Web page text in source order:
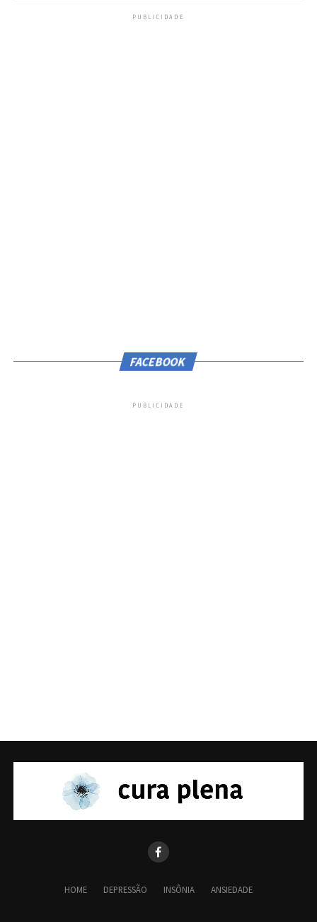
PUBLICIDADE
FACEBOOK
PUBLICIDADE
HOME DEPRESSÃO INSÔNIA ANSIEDADE